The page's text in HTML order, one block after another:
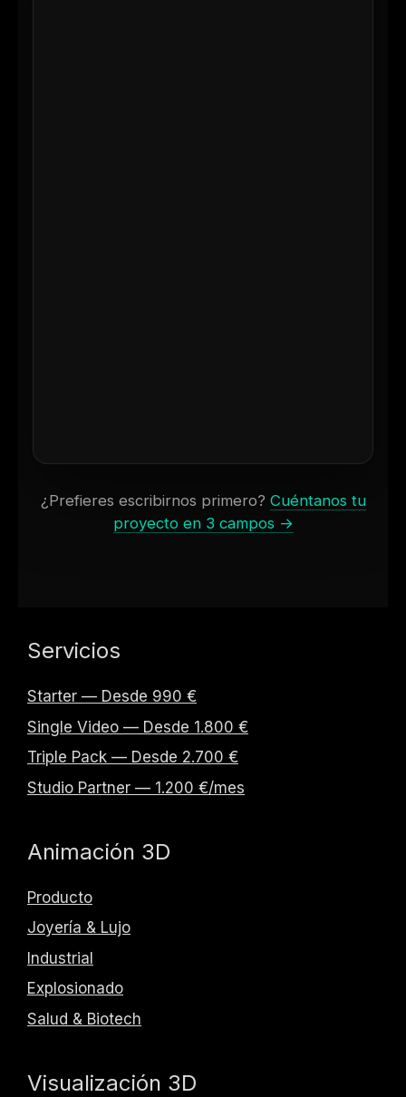
¿Prefieres escribirnos primero? Cuéntanos tu
proyecto en 3 campos →
Servicios
Starter — Desde 990 €
Single Video — Desde 1.800 €
Triple Pack — Desde 2.700 €
Studio Partner — 1.200 €/mes
Animación 3D
Producto
Joyería & Lujo
Industrial
Explosionado
Salud & Biotech
Visualización 3D